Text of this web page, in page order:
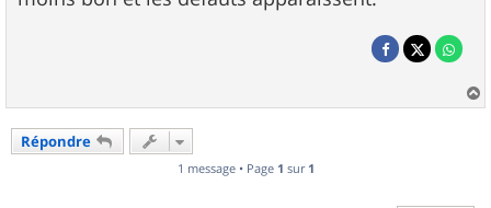
a
Répondre
1 message • Page 1 sur 1